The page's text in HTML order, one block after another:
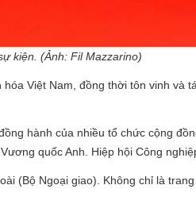
kiện. (Ảnh: Fil Mazzarino)
Việt Nam, đồng thời tôn vinh
hành của nhiều tổ chức cộng
quốc Anh. Hiệp hội Công
(Bộ Ngoại giao). Không chỉ là